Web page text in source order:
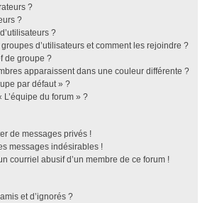
?
?
?
d’utilisateurs et comment les rejoindre ?
de groupe ?
apparaissent dans une couleur différente ?
par défaut » ?
L’équipe du forum » ?
de messages privés !
messages indésirables !
courriel abusif d’un membre de ce forum !
et d’ignorés ?